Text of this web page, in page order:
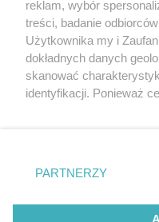
Helikopter
Na miejscu wypadku
Nie zapomnij
zapoznać się z:
polityką
Twojemiasto
Piekary Śląskie
Chorzów
Tarnowskie Góry
Gliwice
reklam, wybór
treści, badanie
Użytkownika my i
dokładnych danych
skanować
identyfikacji. Ponieważ
prywatności znajdujący
. Niektóre rodzaje
zgody użytkownika, ale
takiemu przetwarzaniu.
PARTNERZY